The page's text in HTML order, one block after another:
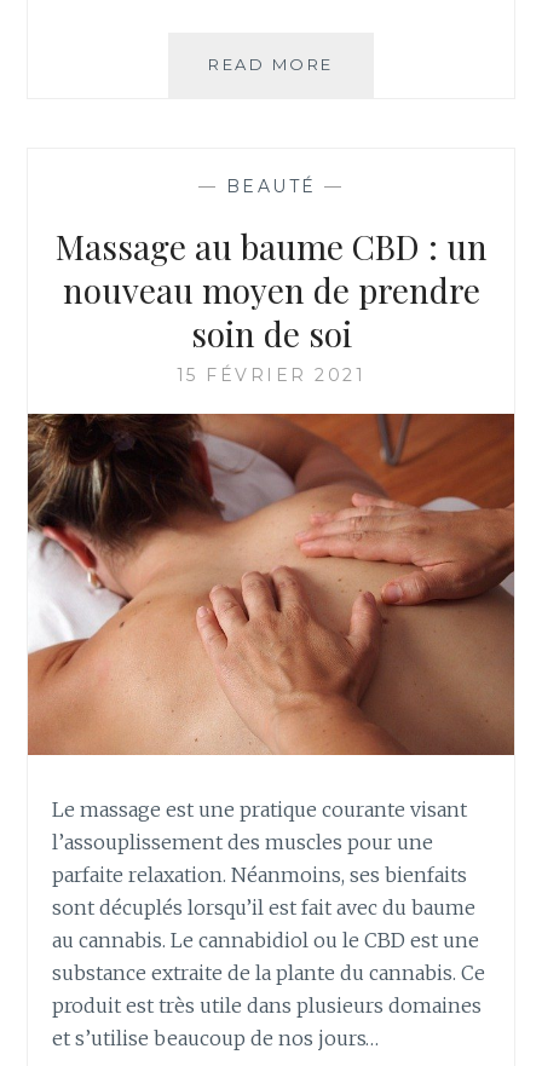
READ MORE
ENFANTS
— BEAUTÉ —
Massage au baume CBD : un
nouveau moyen de prendre
soin de soi
15 FÉVRIER 2021
Le massage est une pratique courante visant
l’assouplissement des muscles pour une
parfaite relaxation. Néanmoins, ses bienfaits
sont décuplés lorsqu’il est fait avec du baume
au cannabis. Le cannabidiol ou le CBD est une
substance extraite de la plante du cannabis. Ce
produit est très utile dans plusieurs domaines
et s’utilise beaucoup de nos jours…